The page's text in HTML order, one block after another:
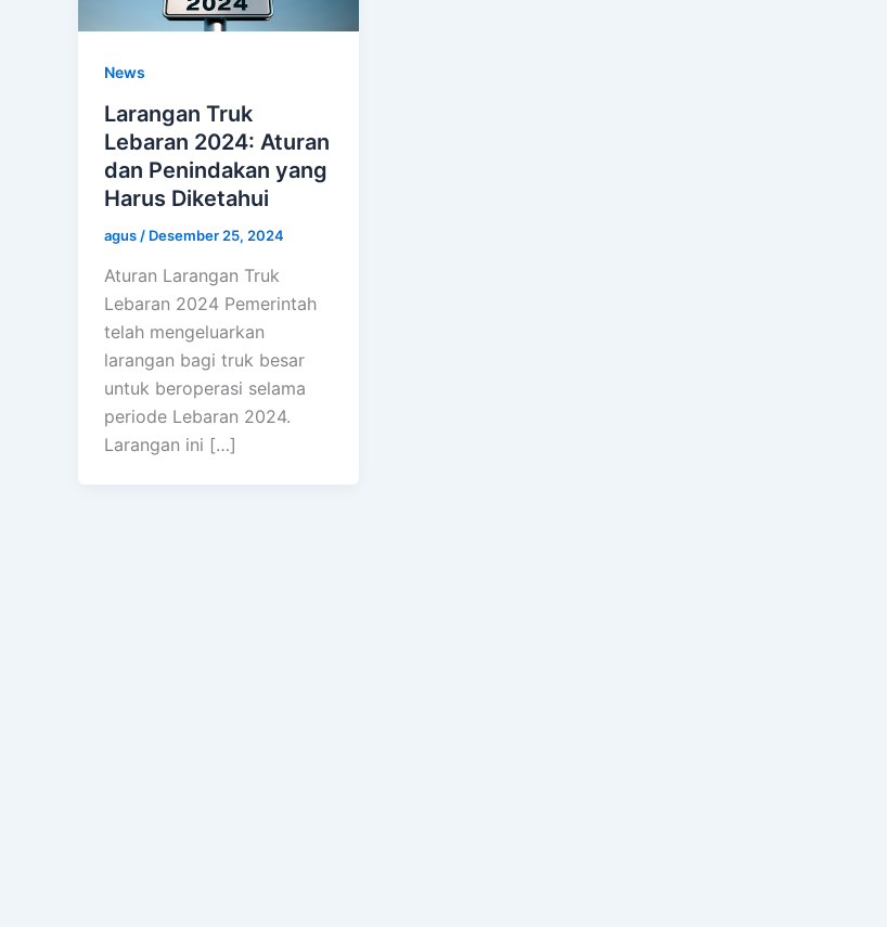
News
Larangan Truk
Lebaran 2024: Aturan
dan Penindakan yang
Harus Diketahui
agus / Desember 25, 2024
Aturan Larangan Truk
Lebaran 2024 Pemerintah
telah mengeluarkan
larangan bagi truk besar
untuk beroperasi selama
periode Lebaran 2024.
Larangan ini […]